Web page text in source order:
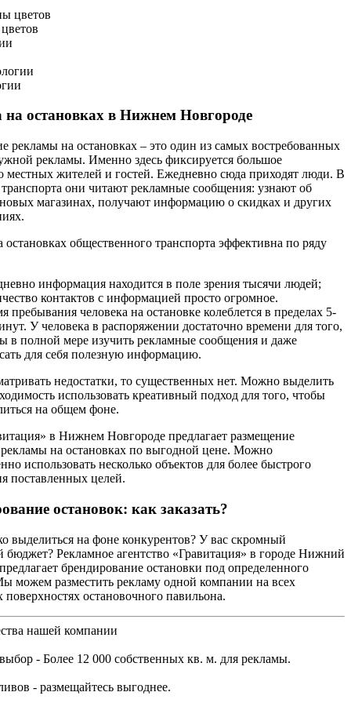
на остановках в Нижнем Новгороде
рекламы на остановках – это один из самых востребованных
рекламы. Именно здесь фиксируется большое
местных жителей и гостей. Ежедневно сюда приходят люди. В
они читают рекламные сообщения: узнают об
магазинах, получают информацию о скидках и других
остановках общественного транспорта эффективна по ряду
информация находится в поле зрения тысячи людей;
контактов с информацией просто огромное.
пребывания человека на остановке колеблется в пределах 5-
У человека в распоряжении достаточно времени для того,
в полной мере изучить рекламные сообщения и даже
для себя полезную информацию.
недостатки, то существенных нет. Можно выделить
использовать креативный подход для того, чтобы
на общем фоне.
в Нижнем Новгороде предлагает размещение
на остановках по выгодной цене. Можно
использовать несколько объектов для более быстрого
поставленных целей.
остановок: как заказать?
выделиться на фоне конкурентов? У вас скромный
бюджет? Рекламное агентство «Гравитация» в городе Нижний
брендирование остановки под определенного
можем разместить рекламу одной компании на всех
остановочного павильона.
нашей компании
- Более 12 000 собственных кв. м. для рекламы.
- размещайтесь выгоднее.